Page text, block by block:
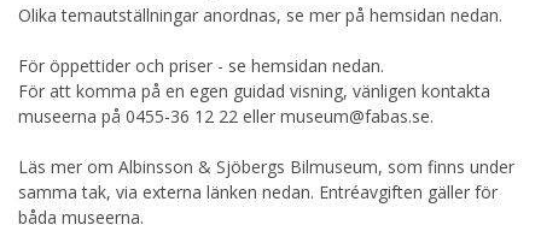
Olika temautställningar anordnas, se mer på hemsidan nedan.
För öppettider och priser - se hemsidan nedan.
För att komma på en egen guidad visning, vänligen kontakta
museerna på 0455-36 12 22 eller museum@fabas.se.
Läs mer om Albinsson & Sjöbergs Bilmuseum, som finns under
samma tak, via externa länken nedan. Entréavgiften gäller för
båda museerna.